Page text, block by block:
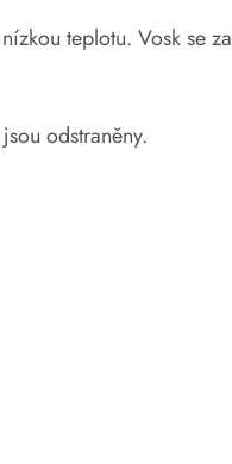
teplotu. Vosk se
odstraněny.